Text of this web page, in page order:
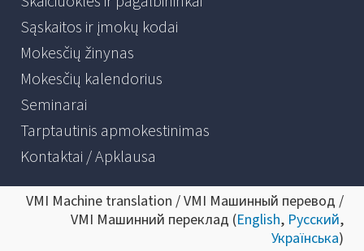
Sąskaitos ir įmokų kodai
Mokesčių žinynas
Mokesčių kalendorius
Seminarai
Tarptautinis apmokestinimas
Kontaktai / Apklausa
VMI Machine translation / VMI Машинный перевод /
VMI Машинний переклад (English, Русский,
Українська)